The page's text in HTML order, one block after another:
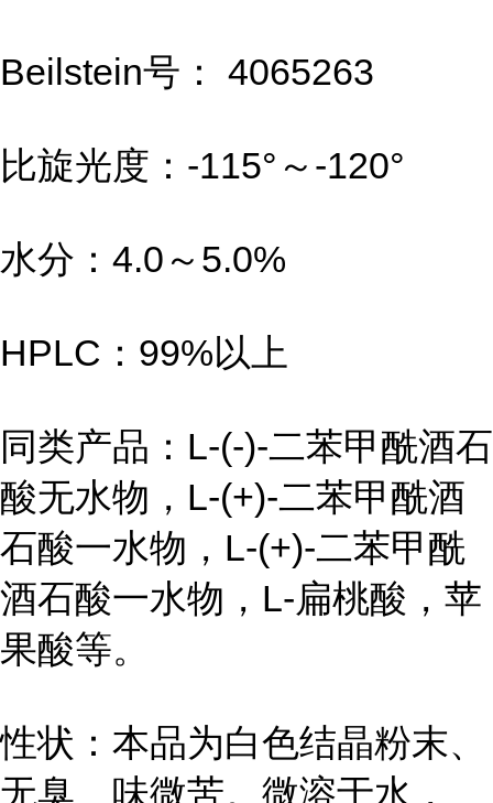
Beilstein号： 4065263
比旋光度：-115°～-120°
水分：4.0～5.0%
HPLC：99%以上
同类产品：L-(-)-二苯甲酰酒石
酸无水物，L-(+)-二苯甲酰酒
石酸一水物，L-(+)-二苯甲酰
酒石酸一水物，L-扁桃酸，苹
果酸等。
性状：本品为白色结晶粉末、
无臭、味微苦。微溶于水，